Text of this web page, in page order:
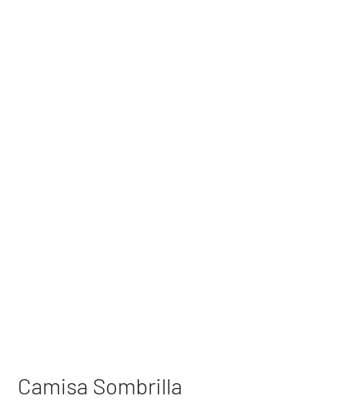
Camisa Sombrilla